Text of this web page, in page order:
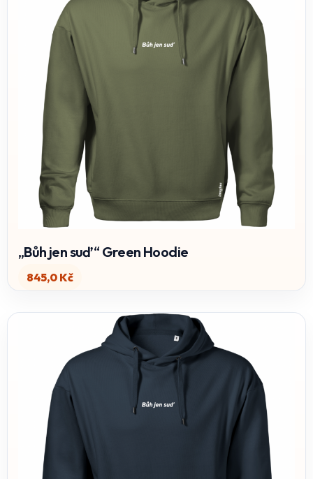
„Bůh jen suď“ Green Hoodie
845,0 Kč